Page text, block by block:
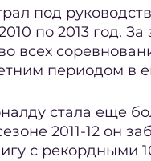
под
по 2013 год.
всех
периодом в
стала еще
2011-12 он
с рекордными